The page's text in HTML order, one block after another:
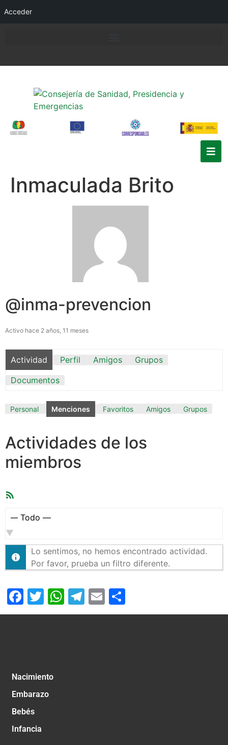
Acceder
Inmaculada Brito
@inma-prevencion
Activo hace 2 años, 11 meses
Actividad Perfil Amigos
Grupos
Documentos
Personal Menciones Favoritos Amigos Grupos
Actividades de los
miembros
Mostrar:
Lo sentimos, no hemos encontrado actividad.
Por favor, prueba un filtro diferente.
Facebook
Twitter
WhatsApp
Telegram
Email
Nacimiento
Embarazo
Bebés
Infancia